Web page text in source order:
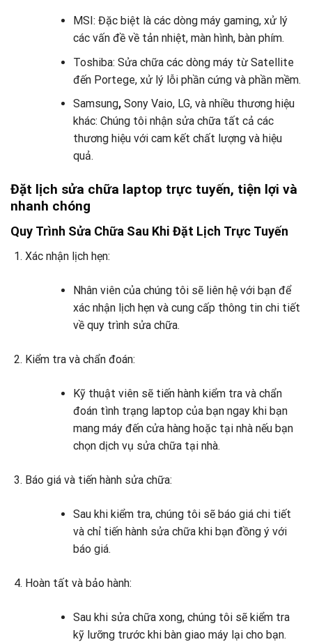
MSI: Đặc biệt là các dòng máy gaming, xử lý
các vấn đề về tản nhiệt, màn hình, bàn phím.
Toshiba: Sửa chữa các dòng máy từ Satellite
đến Portege, xử lý lỗi phần cứng và phần mềm.
Samsung, Sony Vaio, LG, và nhiều thương hiệu
khác: Chúng tôi nhận sửa chữa tất cả các
thương hiệu với cam kết chất lượng và hiệu
quả.
Đặt lịch sửa chữa laptop trực tuyến, tiện lợi và
nhanh chóng
Quy Trình Sửa Chữa Sau Khi Đặt Lịch Trực Tuyến
Xác nhận lịch hẹn:
Nhân viên của chúng tôi sẽ liên hệ với bạn để
xác nhận lịch hẹn và cung cấp thông tin chi tiết
về quy trình sửa chữa.
Kiểm tra và chẩn đoán:
Kỹ thuật viên sẽ tiến hành kiểm tra và chẩn
đoán tình trạng laptop của bạn ngay khi bạn
mang máy đến cửa hàng hoặc tại nhà nếu bạn
chọn dịch vụ sửa chữa tại nhà.
Báo giá và tiến hành sửa chữa:
Sau khi kiểm tra, chúng tôi sẽ báo giá chi tiết
và chỉ tiến hành sửa chữa khi bạn đồng ý với
báo giá.
Hoàn tất và bảo hành:
Sau khi sửa chữa xong, chúng tôi sẽ kiểm tra
kỹ lưỡng trước khi bàn giao máy lại cho bạn.